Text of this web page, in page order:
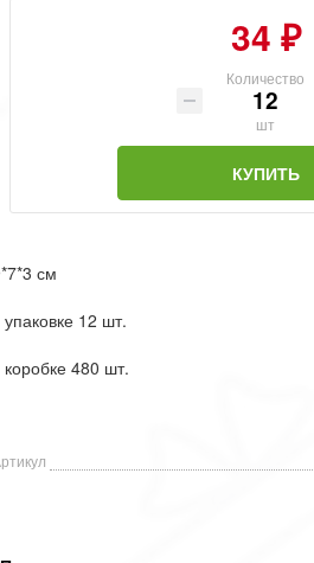
34 ₽
Количество
шт
КУПИТЬ
см
упаковке 12 шт.
коробке 480 шт.